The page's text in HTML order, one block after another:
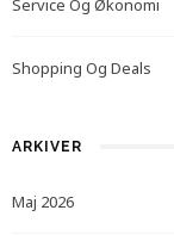
Service Og Økonomi
Shopping Og Deals
ARKIVER
Maj 2026